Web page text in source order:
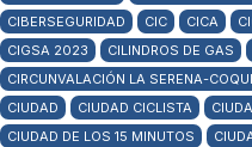
CIBERSEGURIDAD
CIC CICA
CIGSA 2023
CILINDROS DE GAS
CIRCUNVALACIÓN LA SERENA-
CIUDAD
CIUDAD CICLISTA
CIUDAD DE LOS 15 MINUTOS